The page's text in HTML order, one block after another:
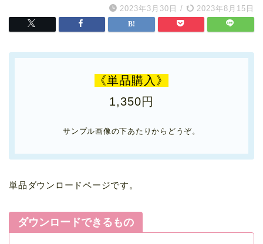
2023年3月30日 / 2023年8月15日
《単品購入》
1,350円
サンプル画像の下あたりからどうぞ。
単品ダウンロードページです。
ダウンロードできるもの